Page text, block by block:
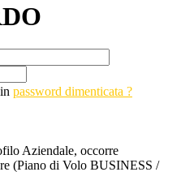
password dimenticata ?
Aziendale, occorre
(Piano di Volo BUSINESS /